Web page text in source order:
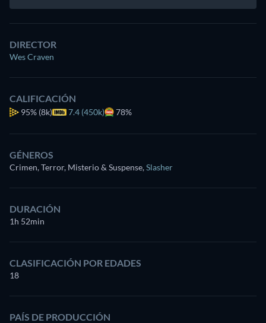
DIRECTOR
Wes Craven
CALIFICACIÓN
95% (8k) 7.4 (450k) 78%
GÉNEROS
Crimen, Terror, Misterio & Suspense,Slasher
DURACIÓN
1h 52min
CLASIFICACIÓN POR EDADES
18
PAÍS DE PRODUCCIÓN